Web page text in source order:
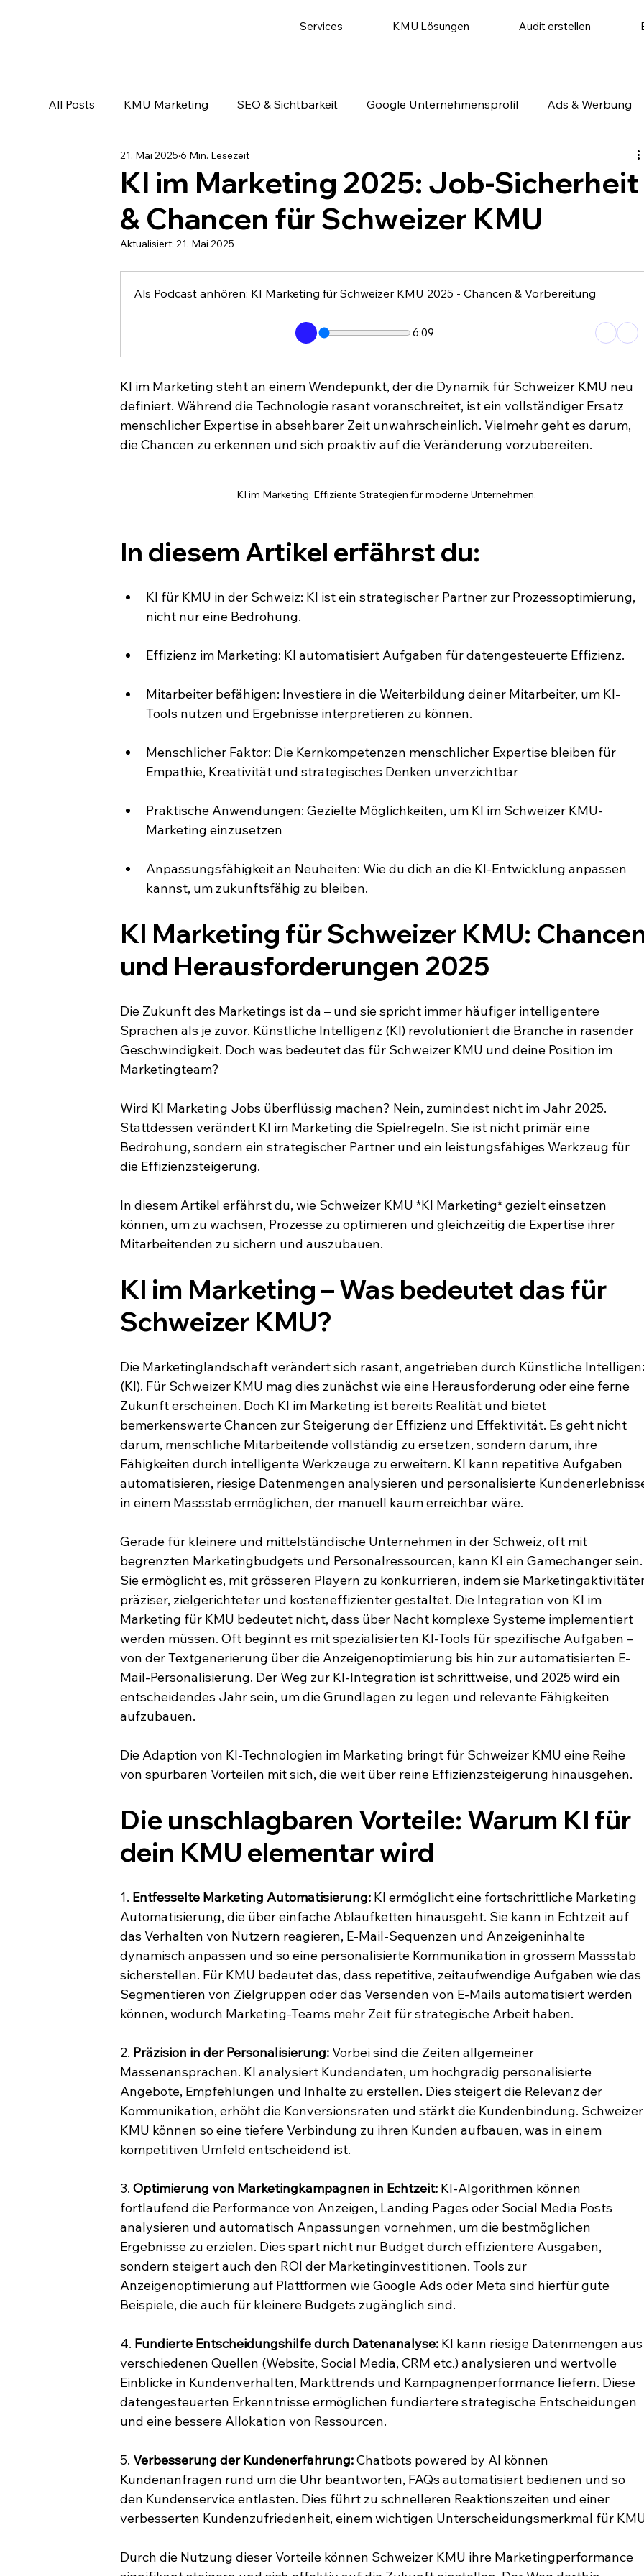
Services KMU Lösungen Audit erstellen
All Posts KMU Marketing SEO & Sichtbarkeit Google Unternehmensprofil Ads & Werbung
Email-Marketing & Lead Nurturing Social
KI im Marketing 2025: Job-Sicherheit
& Chancen für Schweizer KMU
21. Mai 2025 6 Min. Lesezeit
Aktualisiert:21. Mai 2025
Als Podcast anhören: KI Marketing für Schweizer KMU 2025 - Chancen & Vorbereitung
6:09
KI im Marketing steht an einem Wendepunkt, der die Dynamik für Schweizer KMU neu
definiert. Während die Technologie rasant voranschreitet, ist ein vollständiger Ersatz
menschlicher Expertise in absehbarer Zeit unwahrscheinlich. Vielmehr geht es darum,
die Chancen zu erkennen und sich proaktiv auf die Veränderung vorzubereiten.
KI im Marketing: Effiziente Strategien für moderne Unternehmen.
In diesem Artikel erfährst du:
KI für KMU in der Schweiz: KI ist ein strategischer Partner zur Prozessoptimierung,
nicht nur eine Bedrohung.
Effizienz im Marketing: KI automatisiert Aufgaben für datengesteuerte Effizienz.
Mitarbeiter befähigen: Investiere in die Weiterbildung deiner Mitarbeiter, um KI-
Tools nutzen und Ergebnisse interpretieren zu können.
Menschlicher Faktor: Die Kernkompetenzen menschlicher Expertise bleiben für
Empathie, Kreativität und strategisches Denken unverzichtbar
Praktische Anwendungen: Gezielte Möglichkeiten, um KI im Schweizer KMU-
Marketing einzusetzen
Anpassungsfähigkeit an Neuheiten: Wie du dich an die KI-Entwicklung anpassen
kannst, um zukunftsfähig zu bleiben.
KI Marketing für Schweizer KMU:
und Herausforderungen 2025
Die Zukunft des Marketings ist da – und sie spricht immer häufiger intelligentere
Sprachen als je zuvor. Künstliche Intelligenz (KI) revolutioniert die Branche in rasender
Geschwindigkeit. Doch was bedeutet das für Schweizer KMU und deine Position im
Marketingteam?
Wird KI Marketing Jobs überflüssig machen? Nein, zumindest nicht im Jahr 2025.
Stattdessen verändert KI im Marketing die Spielregeln. Sie ist nicht primär eine
Bedrohung, sondern ein strategischer Partner und ein leistungsfähiges Werkzeug für
die Effizienzsteigerung.
In diesem Artikel erfährst du, wie Schweizer KMU *KI Marketing* gezielt einsetzen
können, um zu wachsen, Prozesse zu optimieren und gleichzeitig die Expertise ihrer
Mitarbeitenden zu sichern und auszubauen.
KI im Marketing – Was bedeutet das für
Schweizer KMU?
Die Marketinglandschaft verändert sich rasant, angetrieben durch Künstliche
(KI). Für Schweizer KMU mag dies zunächst wie eine Herausforderung oder eine ferne
Zukunft erscheinen. Doch KI im Marketing ist bereits Realität und bietet
bemerkenswerte Chancen zur Steigerung der Effizienz und Effektivität. Es geht nicht
darum, menschliche Mitarbeitende vollständig zu ersetzen, sondern darum, ihre
Fähigkeiten durch intelligente Werkzeuge zu erweitern. KI kann repetitive Aufgaben
automatisieren, riesige Datenmengen analysieren und personalisierte
in einem Massstab ermöglichen, der manuell kaum erreichbar wäre.
Gerade für kleinere und mittelständische Unternehmen in der Schweiz, oft mit
begrenzten Marketingbudgets und Personalressourcen, kann KI ein Gamechanger sein.
Sie ermöglicht es, mit grösseren Playern zu konkurrieren, indem sie
präziser, zielgerichteter und kosteneffizienter gestaltet. Die Integration von KI im
Marketing für KMU bedeutet nicht, dass über Nacht komplexe Systeme implementiert
werden müssen. Oft beginnt es mit spezialisierten KI-Tools für spezifische Aufgaben –
von der Textgenerierung über die Anzeigenoptimierung bis hin zur automatisierten E-
Mail-Personalisierung. Der Weg zur KI-Integration ist schrittweise, und 2025 wird ein
entscheidendes Jahr sein, um die Grundlagen zu legen und relevante Fähigkeiten
aufzubauen.
Die Adaption von KI-Technologien im Marketing bringt für Schweizer KMU eine Reihe
von spürbaren Vorteilen mit sich, die weit über reine Effizienzsteigerung hinausgehen.
Die unschlagbaren Vorteile: Warum KI für
dein KMU elementar wird
1. Entfesselte Marketing Automatisierung: KI ermöglicht eine fortschrittliche Marketing
Automatisierung, die über einfache Ablaufketten hinausgeht. Sie kann in Echtzeit auf
das Verhalten von Nutzern reagieren, E-Mail-Sequenzen und Anzeigeninhalte
dynamisch anpassen und so eine personalisierte Kommunikation in grossem Massstab
sicherstellen. Für KMU bedeutet das, dass repetitive, zeitaufwendige Aufgaben wie das
Segmentieren von Zielgruppen oder das Versenden von E-Mails automatisiert werden
können, wodurch Marketing-Teams mehr Zeit für strategische Arbeit haben.
2. Präzision in der Personalisierung: Vorbei sind die Zeiten allgemeiner
Massenansprachen. KI analysiert Kundendaten, um hochgradig personalisierte
Angebote, Empfehlungen und Inhalte zu erstellen. Dies steigert die Relevanz der
Kommunikation, erhöht die Konversionsraten und stärkt die Kundenbindung. Schweizer
KMU können so eine tiefere Verbindung zu ihren Kunden aufbauen, was in einem
kompetitiven Umfeld entscheidend ist.
3. Optimierung von Marketingkampagnen in Echtzeit: KI-Algorithmen können
fortlaufend die Performance von Anzeigen, Landing Pages oder Social Media Posts
analysieren und automatisch Anpassungen vornehmen, um die bestmöglichen
Ergebnisse zu erzielen. Dies spart nicht nur Budget durch effizientere Ausgaben,
sondern steigert auch den ROI der Marketinginvestitionen. Tools zur
Anzeigenoptimierung auf Plattformen wie Google Ads oder Meta sind hierfür gute
Beispiele, die auch für kleinere Budgets zugänglich sind.
4. Fundierte Entscheidungshilfe durch Datenanalyse: KI kann riesige Datenmengen aus
verschiedenen Quellen (Website, Social Media, CRM etc.) analysieren und wertvolle
Einblicke in Kundenverhalten, Markttrends und Kampagnenperformance liefern. Diese
datengesteuerten Erkenntnisse ermöglichen fundiertere strategische Entscheidungen
und eine bessere Allokation von Ressourcen.
5. Verbesserung der Kundenerfahrung: Chatbots powered by AI können
Kundenanfragen rund um die Uhr beantworten, FAQs automatisiert bedienen und so
den Kundenservice entlasten. Dies führt zu schnelleren Reaktionszeiten und einer
verbesserten Kundenzufriedenheit, einem wichtigen Unterscheidungsmerkmal für
Durch die Nutzung dieser Vorteile können Schweizer KMU ihre Marketingperformance